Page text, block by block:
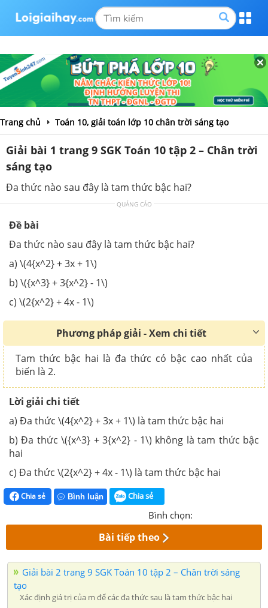
Trang chủ Toán 10, giải toán lớp 10 chân trời sáng tạo
Giải bài 1 trang 9 SGK Toán 10 tập 2 – Chân trời
sáng tạo
Đa thức nào sau đây là tam thức bậc hai?
QUẢNG CÁO
Đề bài
Đa thức nào sau đây là tam thức bậc hai?
a) \(4{x^2} + 3x + 1\)
b) \({x^3} + 3{x^2} - 1\)
c) \(2{x^2} + 4x - 1\)
Phương pháp giải - Xem chi tiết
Tam thức bậc hai là đa thức có bậc cao nhất của
biến là 2.
Lời giải chi tiết
a) Đa thức \(4{x^2} + 3x + 1\) là tam thức bậc hai
b) Đa thức \({x^3} + 3{x^2} - 1\) không là tam thức bậc
hai
c) Đa thức \(2{x^2} + 4x - 1\) là tam thức bậc hai
Chia sẻ Bình luận Chia sẻ
Bình chọn:
Bài tiếp theo
Giải bài 2 trang 9 SGK Toán 10 tập 2 – Chân trời sáng
tạo
Xác định giá trị của m để các đa thức sau là tam thức bậc hai